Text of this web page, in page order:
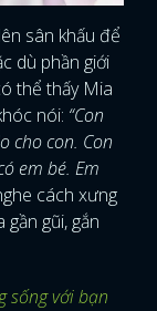
sân khấu để
dù phần giới
thể thấy Mia
nói: “Con
cho con. Con
em bé. Em
cách xưng
gũi, gắn
sống với bạn